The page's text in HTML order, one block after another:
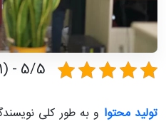
5/5 - (1 امتیاز)
تولید محتوا و به طور کلی